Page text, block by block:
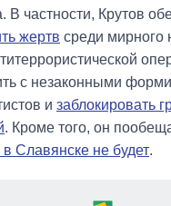
В частности, Крутов
жертв среди мирного
с незаконными
и заблокировать
. Кроме того, он
Славянске не будет.